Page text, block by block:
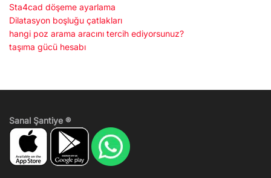
Sta4cad döşeme ayarlama
Dilatasyon boşluğu çatlakları
hangi poz arama aracını tercih ediyorsunuz?
taşıma gücü hesabı
Sanal Şantiye ®